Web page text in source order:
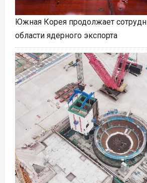
Южная Корея продолжает
области ядерного экспорта